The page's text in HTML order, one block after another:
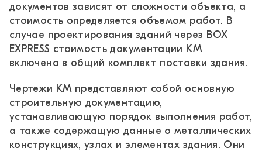
документов зависят от сложности объекта, а
стоимость определяется объемом работ. В
случае проектирования зданий через BOX
EXPRESS стоимость документации КМ
включена в общий комплект поставки здания.
Чертежи КМ представляют собой основную
строительную документацию,
устанавливающую порядок выполнения работ,
а также содержащую данные о металлических
конструкциях, узлах и элементах здания. Они